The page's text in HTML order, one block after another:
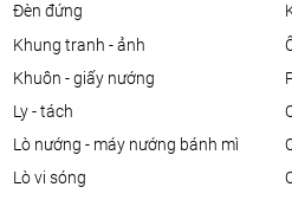
đèn đứng
khung tranh - ảnh
khuôn - giấy nướng
ly - tách
lò nướng - máy nướng bánh mì
lò vi sóng